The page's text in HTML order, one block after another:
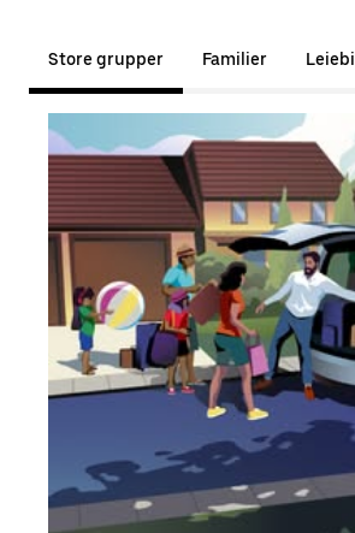
Store grupper Familier Leiebil